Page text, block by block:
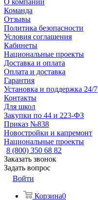
О компании
Команда
Отзывы
Политика безопасности
Условия соглашения
Кабинеты
Национальные проекты
Доставка и оплата
Оплата и доставка
Гарантия
Установка и поддержка 24/7
Контакты
Для школ
Закупки по 44 и 223-ФЗ
Приказ №838
Новостройки и капремонт
Национальные проекты
8 (800) 350 68 82
Заказать звонок
Задать вопрос
Войти
Корзина0